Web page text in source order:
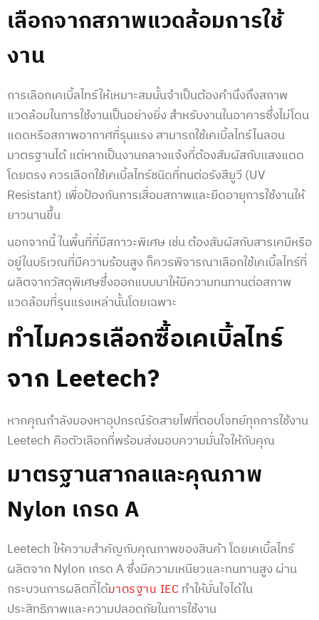
เลือกจากสภาพแวดล้อมการใช้
งาน
การเลือกเคเบิ้ลไทร์ให้เหมาะสมนั้นจำเป็นต้องคำนึงถึงสภาพ
แวดล้อมในการใช้งานเป็นอย่างยิ่ง สำหรับงานในอาคารซึ่งไม่โดน
แดดหรือสภาพอากาศที่รุนแรง สามารถใช้เคเบิ้ลไทร์ไนลอน
มาตรฐานได้ แต่หากเป็นงานกลางแจ้งที่ต้องสัมผัสกับแสงแดด
โดยตรง ควรเลือกใช้เคเบิ้ลไทร์ชนิดที่ทนต่อรังสียูวี (UV
Resistant) เพื่อป้องกันการเสื่อมสภาพและยืดอายุการใช้งานให้
ยาวนานขึ้น
นอกจากนี้ ในพื้นที่ที่มีสภาวะพิเศษ เช่น ต้องสัมผัสกับสารเคมีหรือ
อยู่ในบริเวณที่มีความร้อนสูง ก็ควรพิจารณาเลือกใช้เคเบิ้ลไทร์ที่
ผลิตจากวัสดุพิเศษซึ่งออกแบบมาให้มีความทนทานต่อสภาพ
แวดล้อมที่รุนแรงเหล่านั้นโดยเฉพาะ
ทำไมควรเลือกซื้อเคเบิ้ลไทร์
จาก Leetech?
หากคุณกำลังมองหาอุปกรณ์รัดสายไฟที่ตอบโจทย์ทุกการใช้งาน
Leetech คือตัวเลือกที่พร้อมส่งมอบความมั่นใจให้กับคุณ
มาตรฐานสากลและคุณภาพ
Nylon เกรด A
Leetech ให้ความสำคัญกับคุณภาพของสินค้า โดยเคเบิ้ลไทร์
ผลิตจาก Nylon เกรด A ซึ่งมีความเหนียวและทนทานสูง ผ่าน
กระบวนการผลิตที่ได้มาตรฐาน IECทำให้มั่นใจได้ใน
ประสิทธิภาพและความปลอดภัยในการใช้งาน